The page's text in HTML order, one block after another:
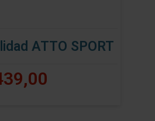
ATTO SPORT